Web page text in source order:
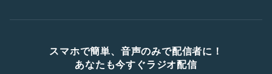
スマホで簡単、音声のみで配信者に！
あなたも今すぐラジオ配信